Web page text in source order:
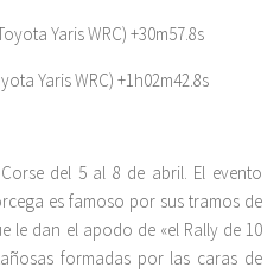
Yaris WRC) +30m57.8s
Yaris WRC) +1h02m42.8s
del 5 al 8 de abril. El evento
es famoso por sus tramos de
le dan el apodo de «el Rally de 10
formadas por las caras de